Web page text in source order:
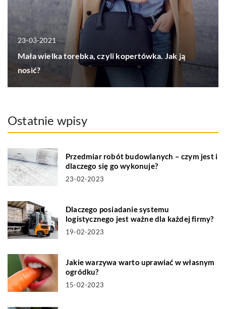
23-03-2021
Mała wielka torebka, czyli kopertówka. Jak ją
nosić?
Ostatnie wpisy
Przedmiar robót budowlanych – czym jest i
dlaczego się go wykonuje?
23-02-2023
Dlaczego posiadanie systemu
logistycznego jest ważne dla każdej firmy?
19-02-2023
Jakie warzywa warto uprawiać w własnym
ogródku?
15-02-2023